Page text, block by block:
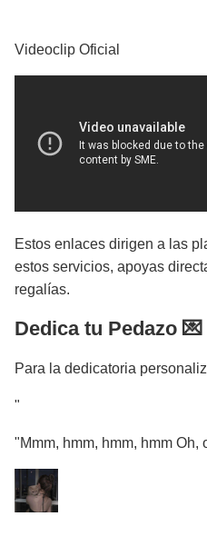
Videoclip Oficial
Estos enlaces dirigen a las
estos servicios, apoyas
regalías.
Dedica tu Pedazo 💌
Para la dedicatoria
"
"Mmm, hmm, hmm, hmm Oh,